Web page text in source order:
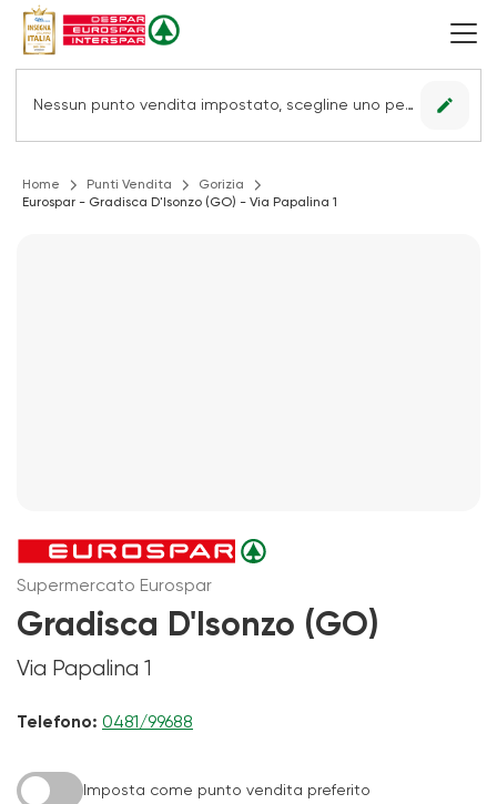
Nessun punto vendita impostato, scegline uno per vedere le offerte. edit
Home Punti Vendita
Gorizia
Eurospar - Gradisca D'Isonzo (GO) - Via Papalina 1
Supermercato Eurospar
Gradisca D'Isonzo (GO)
Via Papalina 1
Telefono: 0481/99688
Imposta come punto vendita preferito